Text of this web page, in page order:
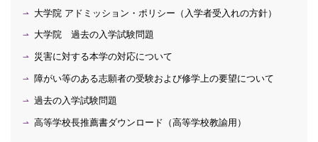
大学院 アドミッション・ポリシー（入学者受入れの方針）
大学院 過去の入学試験問題
災害に対する本学の対応について
障がい等のある志願者の受験および修学上の要望について
過去の入学試験問題
高等学校長推薦書ダウンロード（高等学校教諭用）